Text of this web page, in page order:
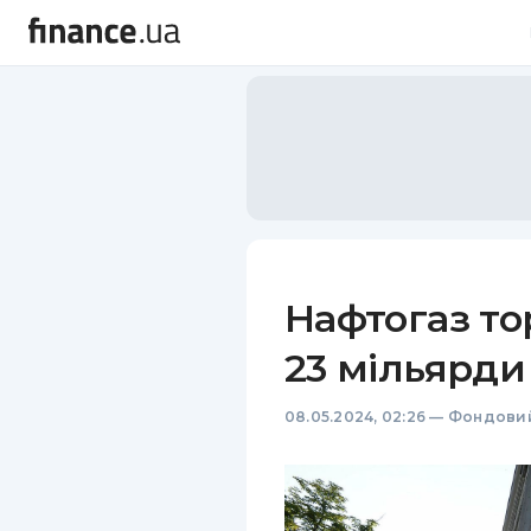
Нафтогаз
23
08.05.2024, 02:26 —